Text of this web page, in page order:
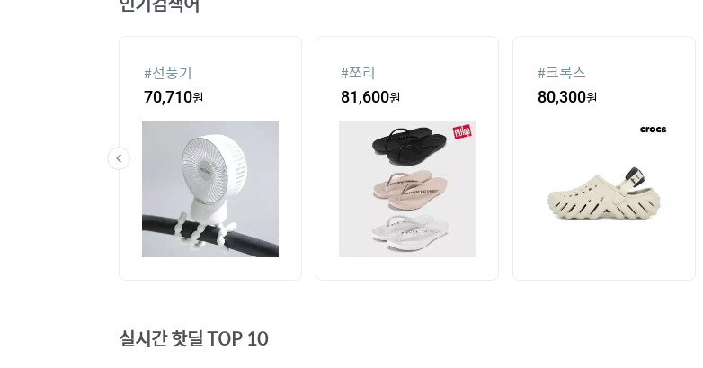
#선풍기
70,710원
#쪼리
81,600원
#크록스
80,300원
실시간 핫딜 TOP 10